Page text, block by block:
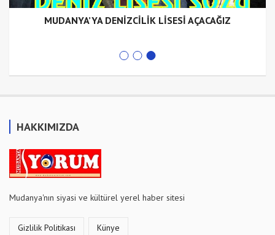
MUDANYA’YA DENİZCİLİK LİSESİ AÇACAĞIZ
HAKKIMIZDA
Mudanya'nın siyasi ve kültürel yerel haber sitesi
Gizlilik Politikası Künye